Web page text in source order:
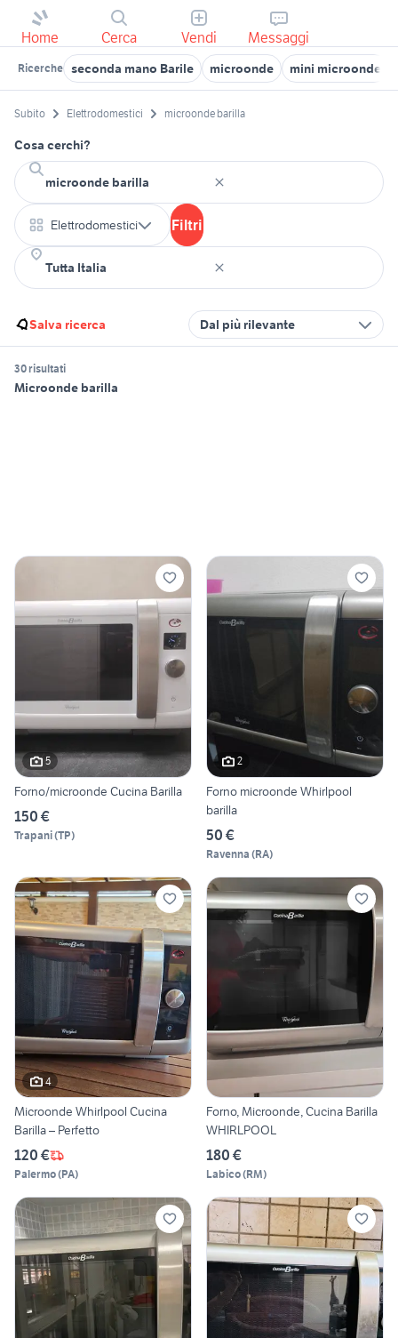
Home Cerca Vendi Messaggi
Ricerche seconda mano Barile microonde mini microonde
Subito Elettrodomestici microonde barilla
Cosa cerchi?
Elettrodomestici Filtri
Salva ricerca Dal più rilevante
30 risultati
Microonde barilla
5
Forno/microonde Cucina Barilla
150 €
Trapani(TP)
2
Forno microonde Whirlpool
barilla
50 €
Ravenna (RA)
4
Microonde Whirlpool Cucina
Barilla – Perfetto
120 €
Palermo(PA)
Forno, Microonde, Cucina Barilla
WHIRLPOOL
180 €
Labico(RM)